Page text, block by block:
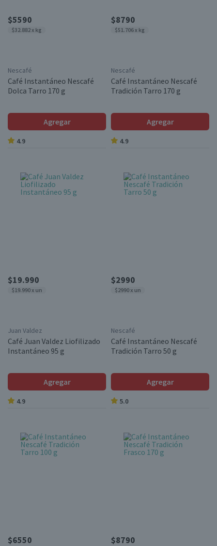
$5590
$32.882 x kg
Nescafé
Café Instantáneo Nescafé
Dolca Tarro 170 g
Agregar
4.9
$8790
$51.706 x kg
Nescafé
Café Instantáneo Nescafé
Tradición Tarro 170 g
Agregar
4.9
$19.990
$19.990 x un
Juan Valdez
Café Juan Valdez Liofilizado
Instantáneo 95 g
Agregar
4.9
$2990
$2990 x un
Nescafé
Café Instantáneo Nescafé
Tradición Tarro 50 g
Agregar
5.0
$6550 $8790